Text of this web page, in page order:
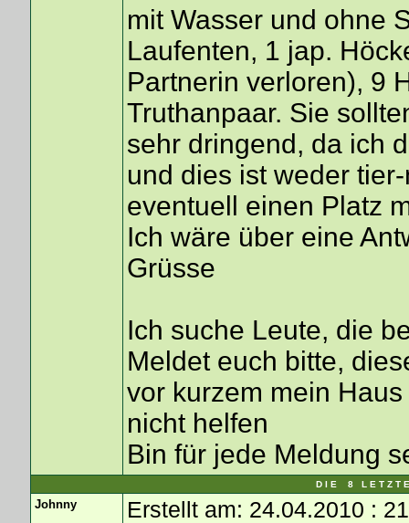
mit Wasser und ohne
Laufenten, 1 jap.
Partnerin verloren), 9
Truthanpaar. Sie
sehr dringend, da ich
und dies ist weder
eventuell einen Platz
Ich wäre über eine
Grüsse
Ich suche Leute, die
Meldet euch bitte,
vor kurzem mein
nicht helfen
Bin für jede Meldung
D I E 8 L E T Z T
Johnny Erstellt am: 24.04.2010 :